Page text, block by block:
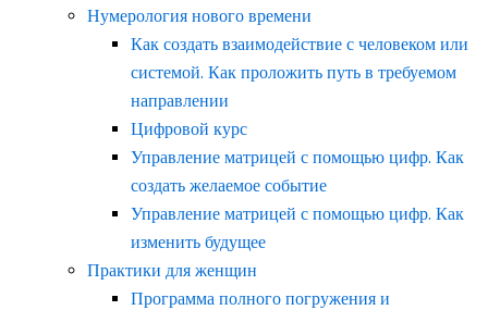
Нумерология нового времени
Как создать взаимодействие с человеком или
системой. Как проложить путь в требуемом
направлении
Цифровой курс
Управление матрицей с помощью цифр. Как
создать желаемое событие
Управление матрицей с помощью цифр. Как
изменить будущее
Практики для женщин
Программа полного погружения и